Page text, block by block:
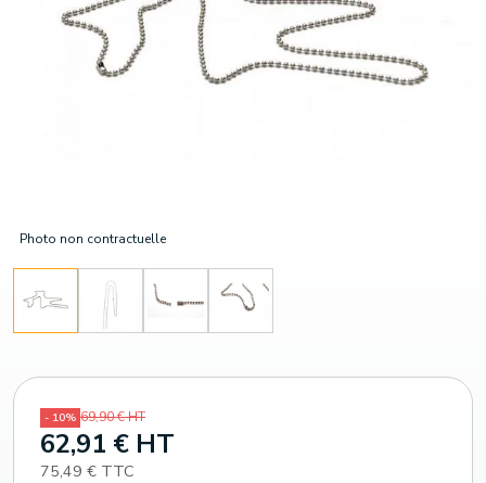
Photo non contractuelle
- 10% 69,90 € HT
62,91 € HT
75,49 € TTC